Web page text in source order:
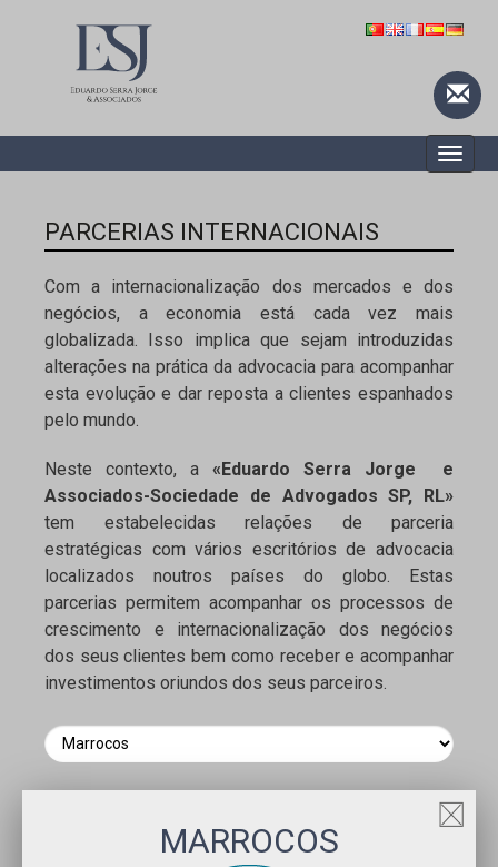
Toggle
PARCERIAS INTERNACIONAIS
Com a internacionalização dos mercados e dos
negócios, a economia está cada vez mais
globalizada. Isso implica que sejam introduzidas
alterações na prática da advocacia para acompanhar
esta evolução e dar reposta a clientes espanhados
pelo mundo.
Neste contexto, a «Eduardo Serra Jorge e
Associados-Sociedade de Advogados SP, RL»
tem estabelecidas relações de parceria
estratégicas com vários escritórios de advocacia
localizados noutros países do globo. Estas
parcerias permitem acompanhar os processos de
crescimento e internacionalização dos negócios
dos seus clientes bem como receber e acompanhar
investimentos oriundos dos seus parceiros.
MARROCOS